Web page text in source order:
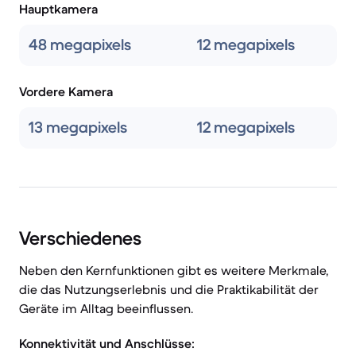
Hauptkamera
48 megapixels 12 megapixels
Vordere Kamera
13 megapixels 12 megapixels
Verschiedenes
Neben den Kernfunktionen gibt es weitere Merkmale,
die das Nutzungserlebnis und die Praktikabilität der
Geräte im Alltag beeinflussen.
Konnektivität und Anschlüsse: